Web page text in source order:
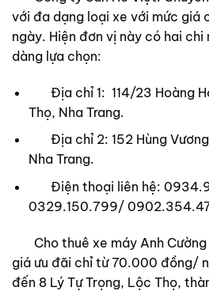
với đa dạng loại xe với mức giá
ngày. Hiện đơn vị này có hai chi
dàng lựa chọn:
Địa chỉ 1: 114/23 Hoàng
Thọ, Nha Trang.
Địa chỉ 2: 152 Hùng
Nha Trang.
Điện thoại liên hệ:
0329.150.799/
Cho thuê xe máy Anh
giá ưu đãi chỉ từ 70.000 đồng/
đến 8 Lý Tự Trọng, Lộc Thọ,